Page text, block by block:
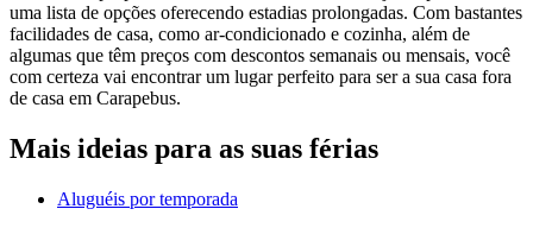
uma lista de opções oferecendo estadias prolongadas. Com bastantes
facilidades de casa, como ar-condicionado e cozinha, além de
algumas que têm preços com descontos semanais ou mensais, você
com certeza vai encontrar um lugar perfeito para ser a sua casa fora
de casa em Carapebus.
Mais ideias para as suas férias
Aluguéis por temporada